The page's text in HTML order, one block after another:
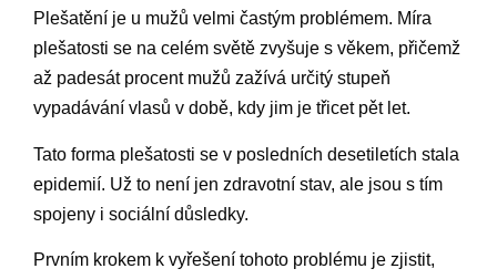
Plešatění je u mužů velmi častým problémem. Míra
plešatosti se na celém světě zvyšuje s věkem, přičemž
až padesát procent mužů zažívá určitý stupeň
vypadávání vlasů v době, kdy jim je třicet pět let.
Tato forma plešatosti se v posledních desetiletích stala
epidemií. Už to není jen zdravotní stav, ale jsou s tím
spojeny i sociální důsledky.
Prvním krokem k vyřešení tohoto problému je zjistit,